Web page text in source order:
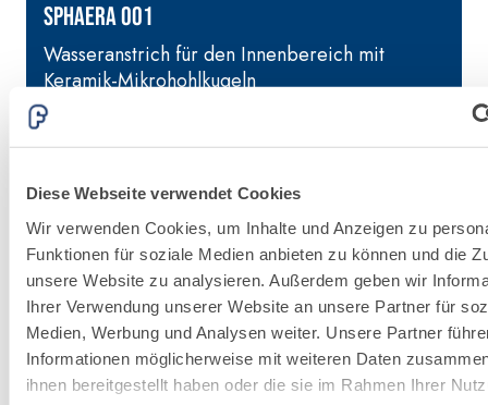
Diese Webseite verwendet Cookies
Wir verwenden Cookies, um Inhalte und Anzeigen zu
Funktionen für soziale Medien anbieten zu können und die
unsere Website zu analysieren. Außerdem geben wir
Ihrer Verwendung unserer Website an unsere Partner für
Medien, Werbung und Analysen weiter. Unsere Partner
Informationen möglicherweise mit weiteren Daten
ihnen bereitgestellt haben oder die sie im Rahmen Ihrer
SPHAERA 001
Wasseranstrich für den Innenbereich mit
Keramik-Mikrohohlkugeln
FASSACOLOUR
System